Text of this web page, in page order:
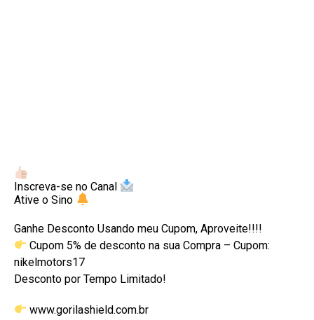
Inscreva-se no Canal
Ative o Sino
Ganhe Desconto Usando meu Cupom, Aproveite!!!!
Cupom 5% de desconto na sua Compra – Cupom:
nikelmotors17
Desconto por Tempo Limitado!
www.gorilashield.com.br